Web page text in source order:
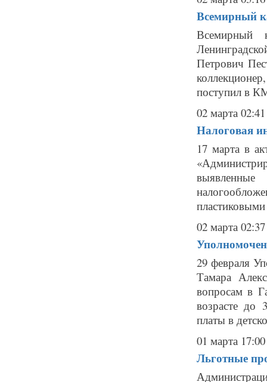
Всемирный
Всемирный
Петрович
поступил в
02 марта 02:41
Налоговая
17 марта в
02 марта 02:37
29 февраля
Тамара
вопросам в
возрасте до
платы в
01 марта 17:00
Льготные